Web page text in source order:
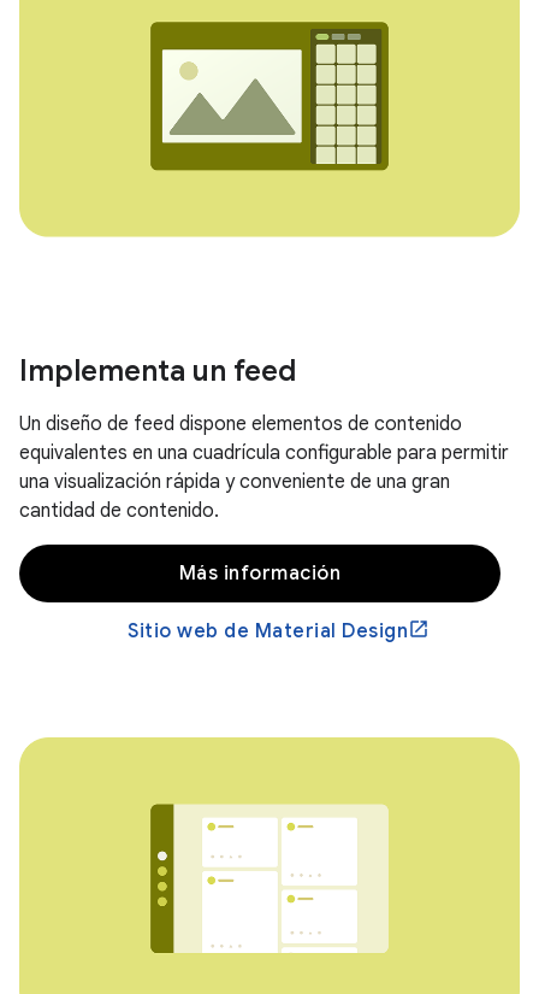
Implementa un feed
Un diseño de feed dispone elementos de contenido
equivalentes en una cuadrícula configurable para permitir
una visualización rápida y conveniente de una gran
cantidad de contenido.
Más información
Sitio web de Material Design